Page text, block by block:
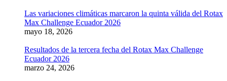
Las variaciones climáticas marcaron la quinta válida del Rotax
Max Challenge Ecuador 2026
mayo 18, 2026
Resultados de la tercera fecha del Rotax Max Challenge
Ecuador 2026
marzo 24, 2026